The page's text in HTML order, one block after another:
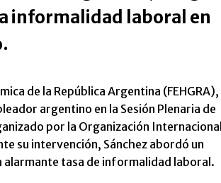
informalidad laboral en
de la República Argentina (FEHGRA),
argentino en la Sesión Plenaria de
por la Organización Internacional
su intervención, Sánchez abordó un
alarmante tasa de informalidad laboral.